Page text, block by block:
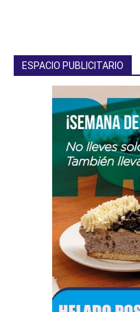
ESPACIO PUBLICITARIO